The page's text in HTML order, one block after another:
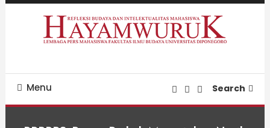
Skip
Menu Search